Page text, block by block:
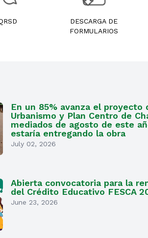
DESCARGA DE
FORMULARIOS
En un 85% avanza el proyecto
Urbanismo y Plan Centro de
mediados de agosto de este
estaría entregando la obra
July 02, 2026
Abierta convocatoria para la
del Crédito Educativo FESCA
June 23, 2026